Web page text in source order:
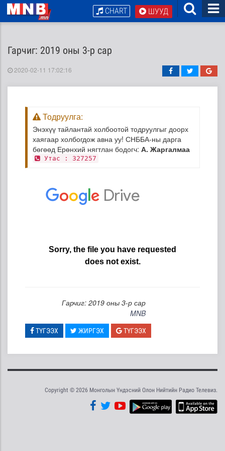
ШУУД
CHART
Гарчиг: 2019 оны 3-р сар
2020-02-11 17:02:16
Тодруулга:
Энэхүү тайлантай холбоотой тодруулгыг доорх
хаягаар холбогдож авна уу! СНББА-ны дарга
бөгөөд Ерөнхий нягтлан бодогч: А. Жаргалмаа
Утас : 327257
Гарчиг: 2019 оны 3-р сар
MNB
ТҮГЭЭХ ЖИРГЭХ ТҮГЭЭХ
Copyright © 2026 Монголын Үндэсний Олон Нийтийн Радио Телевиз.